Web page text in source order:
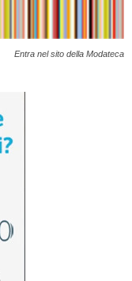
Entra nel sito della Modateca